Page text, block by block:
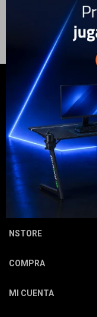
¡Suscribite
NSTORE
COMPRA
MI CUENTA
Electrodomésticos
Hogar
Marcas